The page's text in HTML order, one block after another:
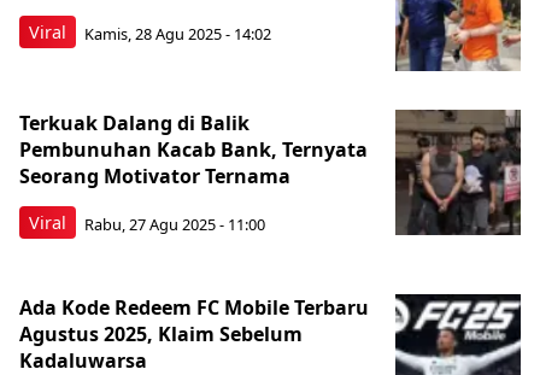
Viral Kamis, 28 Agu 2025 - 14:02
Viral
Terkuak Dalang di Balik
Pembunuhan Kacab Bank, Ternyata
Seorang Motivator Ternama
Rabu, 27 Agu 2025 - 11:00
Ada Kode Redeem FC Mobile Terbaru
Agustus 2025, Klaim Sebelum
Kadaluwarsa